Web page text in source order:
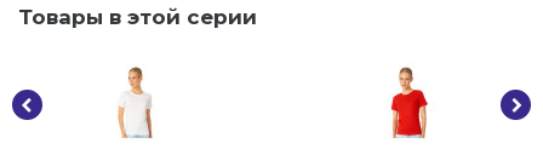
Товары в этой серии